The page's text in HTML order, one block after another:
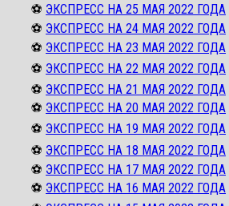
⚽ ЭКСПРЕСС НА 25 МАЯ 2022 ГОДА
⚽ ЭКСПРЕСС НА 24 МАЯ 2022 ГОДА
⚽ ЭКСПРЕСС НА 23 МАЯ 2022 ГОДА
⚽ ЭКСПРЕСС НА 22 МАЯ 2022 ГОДА
⚽ ЭКСПРЕСС НА 21 МАЯ 2022 ГОДА
⚽ ЭКСПРЕСС НА 20 МАЯ 2022 ГОДА
⚽ ЭКСПРЕСС НА 19 МАЯ 2022 ГОДА
⚽ ЭКСПРЕСС НА 18 МАЯ 2022 ГОДА
⚽ ЭКСПРЕСС НА 17 МАЯ 2022 ГОДА
⚽ ЭКСПРЕСС НА 16 МАЯ 2022 ГОДА